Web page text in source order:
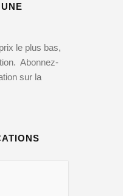
le plus bas,
Abonnez-
sur la